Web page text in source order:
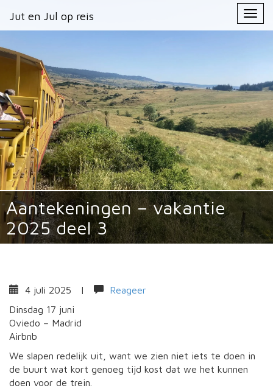
Jut en Jul op reis
Primary
Menu
Jut en Jul op reis
Aantekeningen – vakantie
2025 deel 3
4 juli 2025 |
Reageer
Dinsdag 17 juni
Oviedo – Madrid
Airbnb
We slapen redelijk uit, want we zien niet iets te doen in
de buurt wat kort genoeg tijd kost dat we het kunnen
doen voor de trein.